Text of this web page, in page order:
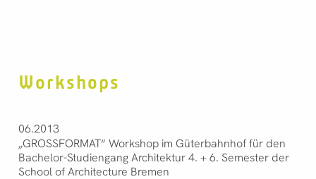
Workshops
06.2013
„GROSSFORMAT“ Workshop im Güterbahnhof für den
Bachelor-Studiengang Architektur 4. + 6. Semester der
School of Architecture Bremen